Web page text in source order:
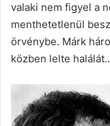
valaki nem figyel a
menthetetlenül
örvénybe. Márk
közben lelte